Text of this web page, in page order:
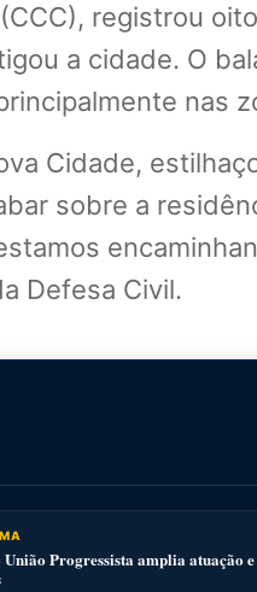
registrou
a cidade. O
nas
Cidade,
sobre a
Defesa Civil.
União Progressista amplia atuação